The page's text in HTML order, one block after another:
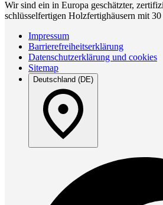
Wir sind ein in Europa geschätzter,
schlüsselfertigen Holzfertighäusern mit
Impressum
Barrierefreiheitserklärung
Datenschutzerklärung und cookies
Sitemap
Deutschland (DE)